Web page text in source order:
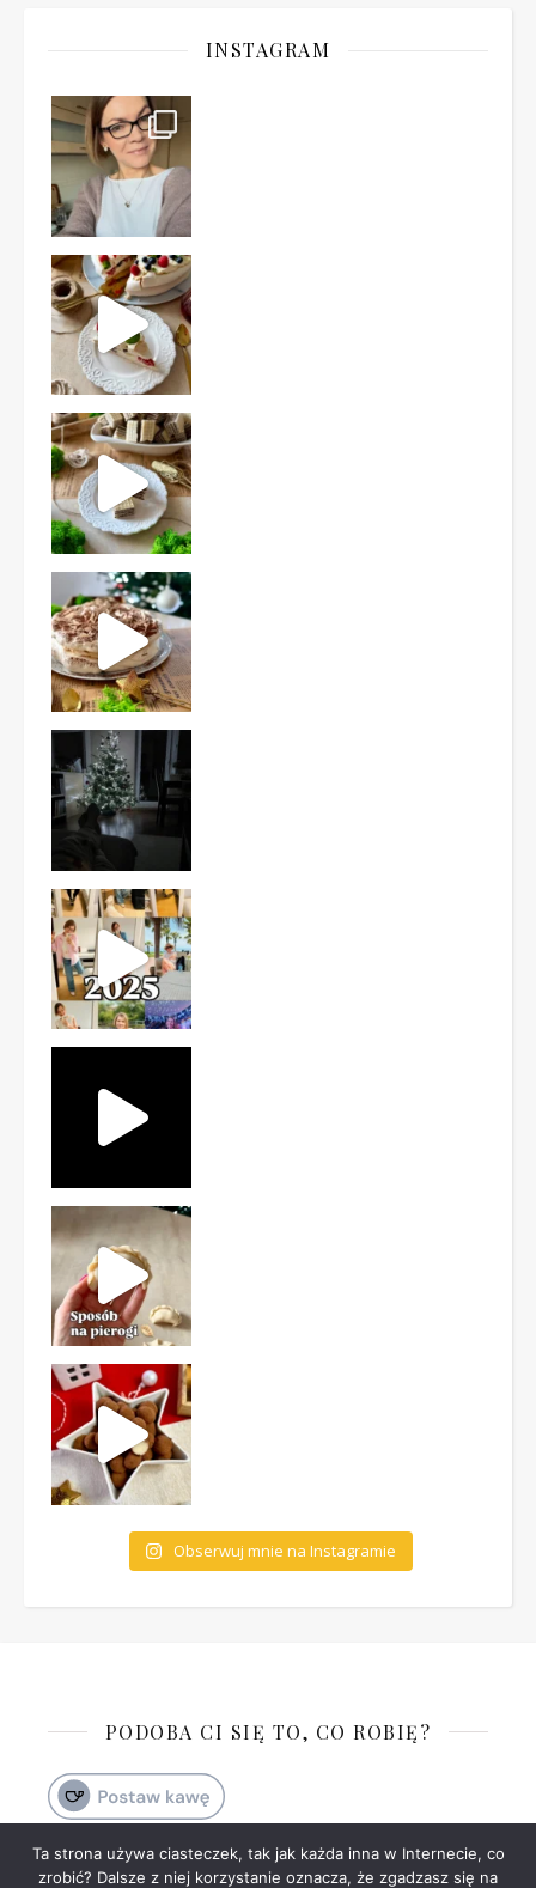
INSTAGRAM
Ten deser to prawdziwy HIT PRL-u! Wafle przełożo
Obserwuj mnie na Instagramie
PODOBA CI SIĘ TO, CO ROBIĘ?
Ta strona używa ciasteczek, tak jak każda inna w Internecie, co
zrobić? Dalsze z niej korzystanie oznacza, że zgadzasz się na